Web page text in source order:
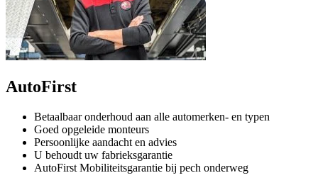
AutoFirst
Betaalbaar onderhoud aan alle automerken- en typen
Goed opgeleide monteurs
Persoonlijke aandacht en advies
U behoudt uw fabrieksgarantie
AutoFirst Mobiliteitsgarantie bij pech onderweg